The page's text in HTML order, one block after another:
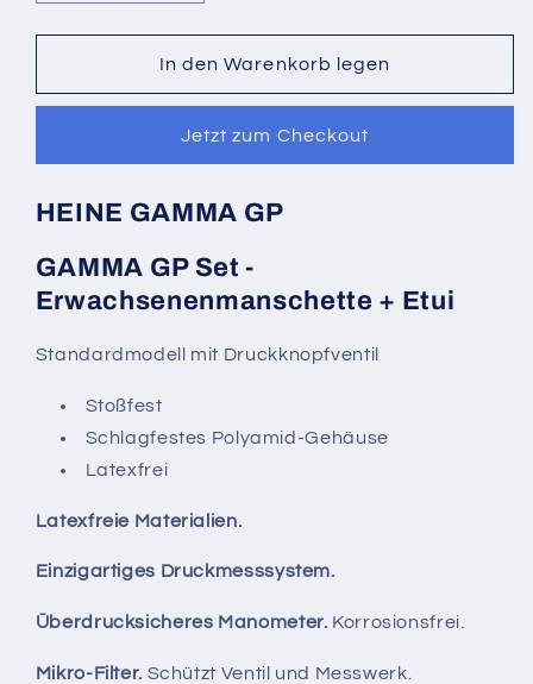
die
Menge
HEINE
Set
Erwachsene
die
Menge
für
HEINE
GP
Set
Erwachsene
In den Warenkorb legen
Jetzt zum Checkout
HEINE GAMMA GP
GAMMA GP Set -
Erwachsenenmanschette + Etui
Standardmodell mit Druckknopfventil
Stoßfest
Schlagfestes Polyamid-Gehäuse
Latexfrei
Latexfreie Materialien.
Einzigartiges Druckmesssystem.
Überdrucksicheres Manometer. Korrosionsfrei.
Mikro-Filter. Schützt Ventil und Messwerk.